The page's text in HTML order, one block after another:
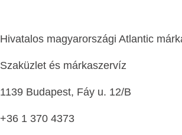
Hivatalos magyarországi Atlantic
Szaküzlet és márkaszervíz
1139 Budapest, Fáy u. 12/B
+36 1 370 4373